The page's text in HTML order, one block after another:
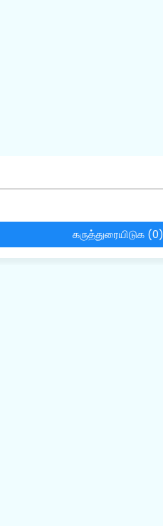
கருத்துரையிடுக (0)